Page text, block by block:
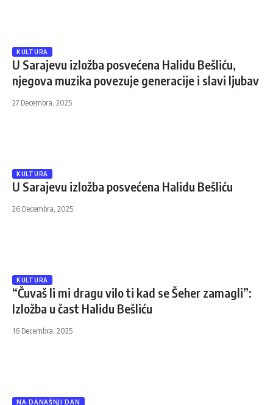
KULTURA
U Sarajevu izložba posvećena Halidu Bešliću,
njegova muzika povezuje generacije i slavi ljubav
27 Decembra, 2025
KULTURA
U Sarajevu izložba posvećena Halidu Bešliću
26 Decembra, 2025
KULTURA
“Čuvaš li mi dragu vilo ti kad se Šeher zamagli”:
Izložba u čast Halidu Bešliću
16 Decembra, 2025
NA DANAŠNJI DAN